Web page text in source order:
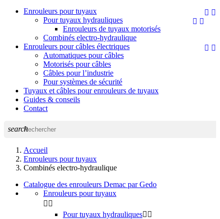
 
Enrouleurs pour tuyaux
 
Pour tuyaux hydrauliques
Enrouleurs de tuyaux motorisés
Combinés electro-hydraulique
 
Enrouleurs pour câbles électriques
Automatiques pour câbles
Motorisés pour câbles
Câbles pour l’industrie
Pour systèmes de sécurité
Tuyaux et câbles pour enrouleurs de tuyaux
Guides & conseils
Contact
search
Accueil
Enrouleurs pour tuyaux
Combinés electro-hydraulique
Catalogue des enrouleurs Demac par Gedo
Enrouleurs pour tuyaux
 
Pour tuyaux hydrauliques 